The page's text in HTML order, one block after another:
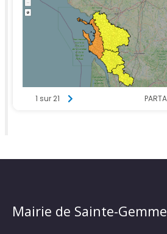
Mairie de Sainte-Gemme